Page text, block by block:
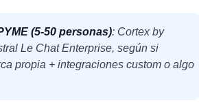
(5-50 personas): Cortex by
Le Chat Enterprise, según si
propia + integraciones custom o algo